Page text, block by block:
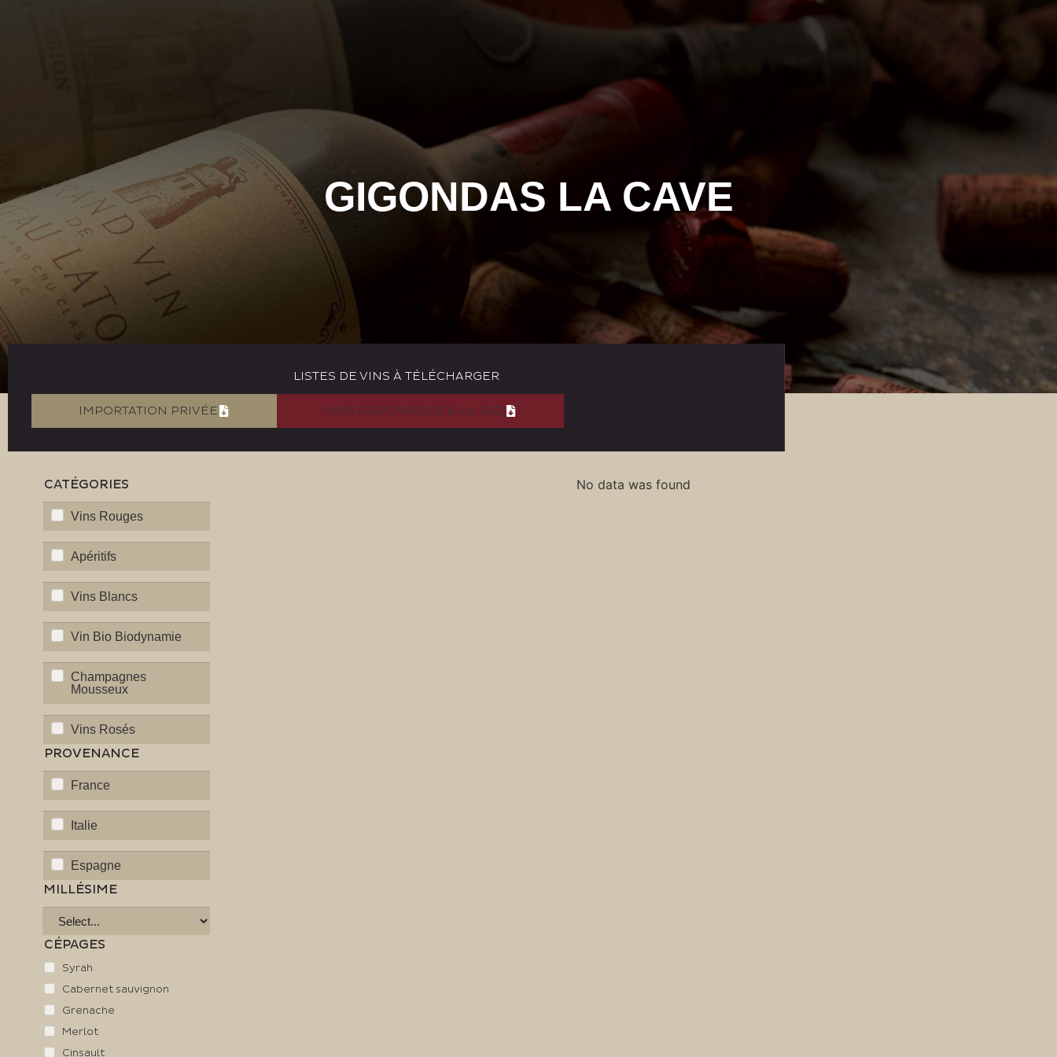
LE BLOG
GIGONDAS LA CAVE
LISTES DE VINS À TÉLÉCHARGER
IMPORTATION PRIVÉE VINS DISPONIBLES À LA SAQ
CATÉGORIES
Vins Rouges
Apéritifs
Vins Blancs
Vin Bio Biodynamie
Champagnes
Mousseux
Vins Rosés
PROVENANCE
France
Italie
Espagne
MILLÉSIME
CÉPAGES
Syrah
Cabernet sauvignon
Grenache
Merlot
Cinsault
No data was found